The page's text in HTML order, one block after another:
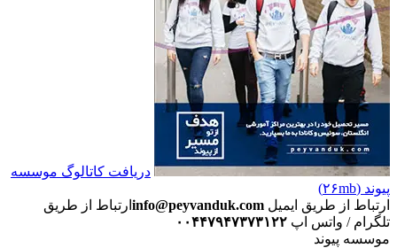
دریافت کاتالوگ موسسه
پیوند (۲۶mb)
ارتباط از طریق ایمیل info@peyvanduk.com ارتباط از طریق
تلگرام / واتس اپ ۰۰۴۴۷۹۴۷۳۷۳۱۲۲
موسسه پیوند